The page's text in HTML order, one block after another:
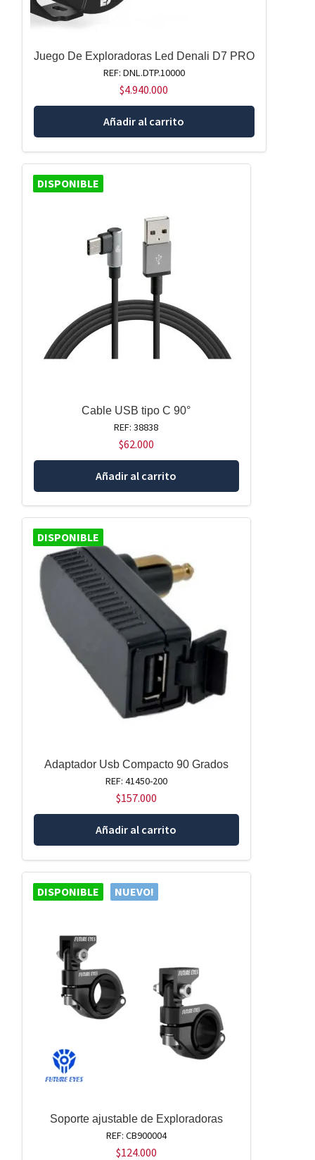
Juego De Exploradoras Led Denali D7 PRO
REF: DNL.DTP.10000
$4.940.000
Añadir al carrito
DISPONIBLE
Cable USB tipo C 90°
REF: 38838
$62.000
Añadir al carrito
DISPONIBLE
Adaptador Usb Compacto 90 Grados
REF: 41450-200
$157.000
Añadir al carrito
DISPONIBLE NUEVO!
Soporte ajustable de Exploradoras
REF: CB900004
$124.000